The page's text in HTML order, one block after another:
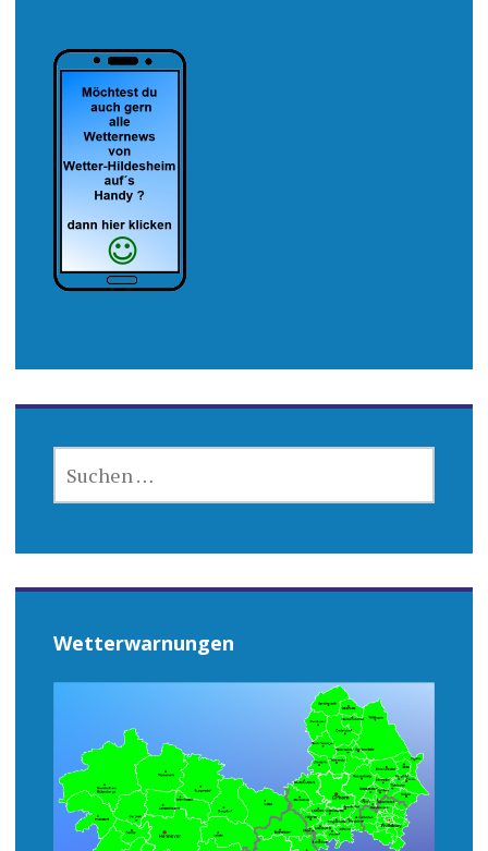
NACH:
Wetterwarnungen